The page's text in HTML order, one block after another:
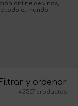
online de vinos,
todo el mundo.
Filtrar y ordenar
42507 productos